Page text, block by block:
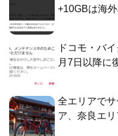
+10GBは海
ドコモ・バ
月7日以降に
全エリアで
ア、奈良エリ